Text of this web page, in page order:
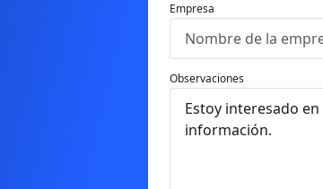
Empresa
Observaciones